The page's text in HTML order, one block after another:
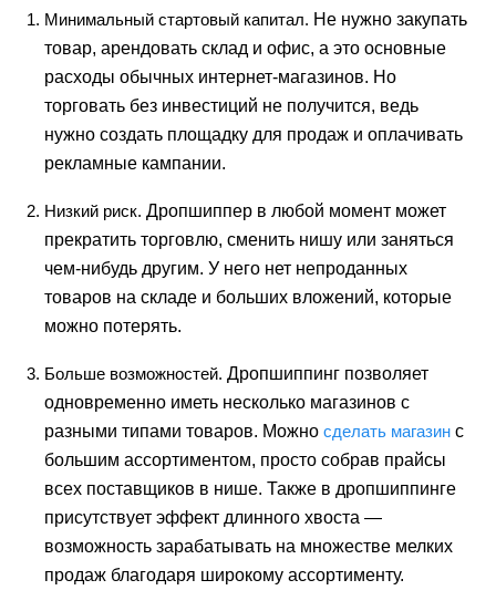
Минимальный стартовый капитал. Не нужно закупать
товар, арендовать склад и офис, а это основные
расходы обычных интернет-магазинов. Но
торговать без инвестиций не получится, ведь
нужно создать площадку для продаж и оплачивать
рекламные кампании.
Низкий риск. Дропшиппер в любой момент может
прекратить торговлю, сменить нишу или заняться
чем-нибудь другим. У него нет непроданных
товаров на складе и больших вложений, которые
можно потерять.
Больше возможностей. Дропшиппинг позволяет
одновременно иметь несколько магазинов с
разными типами товаров. Можно сделать магазин с
большим ассортиментом, просто собрав прайсы
всех поставщиков в нише. Также в дропшиппинге
присутствует эффект длинного хвоста —
возможность зарабатывать на множестве мелких
продаж благодаря широкому ассортименту.